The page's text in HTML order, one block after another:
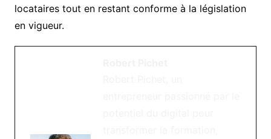
locataires tout en restant conforme à la législation
en vigueur.